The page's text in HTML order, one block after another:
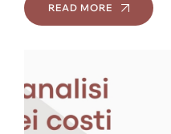
READ MORE